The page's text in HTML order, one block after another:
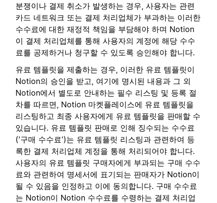
분쟁이나 결제 취소가 발생하는 경우, 사용자는 관련
카드 네트워크 또는 결제 처리업체가 부과하는 이러한
수수료에 대한 재정적 책임을 부담해야 하며 Notion
이 결제 처리업체를 통해 사용자의 계정에 해당 수수
료를 공제하거나 청구할 수 있도록 승인해야 합니다.
유료 템플릿을 제출하는 경우, 이러한 유료 템플릿이
Notion의 승인을 받고, 여기에 명시된 내용과 그 외
Notion에서 별도로 안내하는 필수 리스팅 및 등록 절
차를 따르면, Notion 마켓플레이스에 유료 템플릿을
리스팅하고 최종 사용자에게 유료 템플릿을 판매할 수
있습니다. 유료 템플릿 판매로 인해 징수되는 수수료
('구매 수수료')는 유료 템플릿 리스팅과 관련하여 등
록한 결제 처리업체 계정을 통해 처리되어야 합니다.
사용자의 유료 템플릿 구매자에게 부과되는 구매 수수
료와 관련하여 명세서에 표기되는 판매자가 Notion이
될 수 있음을 인정하고 이에 동의합니다. 구매 수수료
는 Notion이 Notion 수수료를 수령하는 결제 처리업